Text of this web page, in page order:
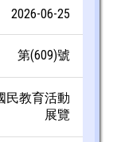
2026-06-25
第(609)號
民教育活動
展覽